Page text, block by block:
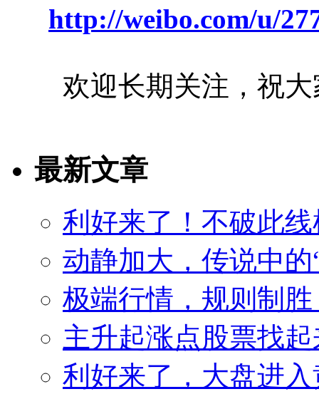
http://weibo.com/u/
欢迎长期关注，祝大
最新文章
利好来了！不破此
动静加大，传说中的
极端行情，规则制胜
主升起涨点股票找
利好来了，大盘进